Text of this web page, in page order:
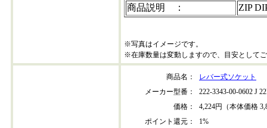
商品説明 ：
ZIP
※写真はイメージです。
※在庫数量は変動しますので、目安として
商品名：
レバー式ソケット
メーカー型番：
222-3343-00-0602 J
価格：
4,224円（本体価格
ポイント還元：
1%